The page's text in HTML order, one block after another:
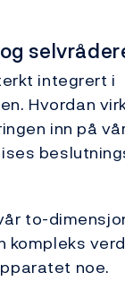
integrert i
Hvordan
inn på
to-
kompleks
noe.